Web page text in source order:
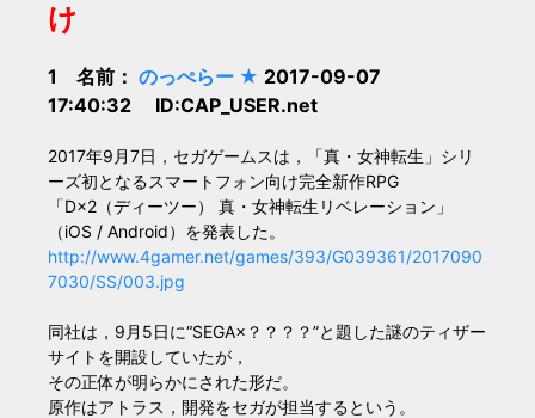
け
1 名前： のっぺらー ★ 2017-09-07
17:40:32 ID:CAP_USER.net
2017年9月7日，セガゲームスは，「真・女神転生」シリ
ーズ初となるスマートフォン向け完全新作RPG
「D×2（ディーツー） 真・女神転生リベレーション」
（iOS / Android）を発表した。
http://www.4gamer.net/games/393/G039361/2017090
7030/SS/003.jpg
同社は，9月5日に“SEGA×？？？？”と題した謎のティザー
サイトを開設していたが，
その正体が明らかにされた形だ。
原作はアトラス，開発をセガが担当するという。